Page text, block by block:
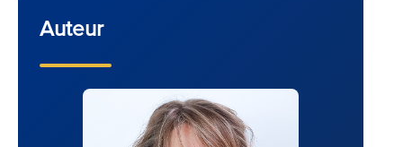
Auteur